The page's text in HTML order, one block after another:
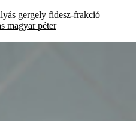
gergely fidesz-frakció
magyar péter